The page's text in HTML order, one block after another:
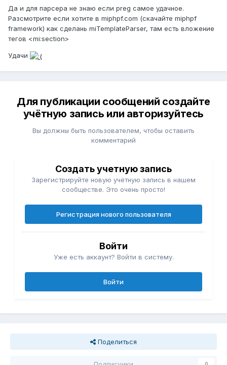
Да и для парсера не знаю если preg самое удачное.
Разсмотрите если хотите в miphpf.com (скачайте miphpf
framework) как сделань miTemplateParser, там есть вложение
тегов <mi:section>
Удачи
Для публикации сообщений создайте
учётную запись или авторизуйтесь
Вы должны быть пользователем, чтобы оставить
комментарий
Создать учетную запись
Зарегистрируйте новую учётную запись в нашем
сообществе. Это очень просто!
Регистрация нового пользователя
Войти
Уже есть аккаунт? Войти в систему.
Войти
Поделиться